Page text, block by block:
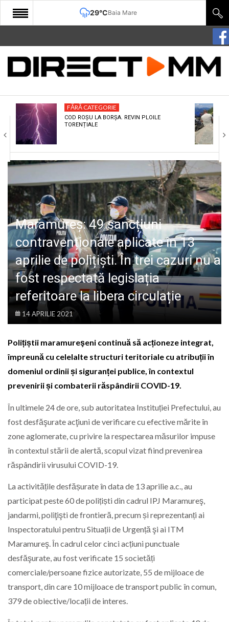
29°CBaia Mare
START
COMUNITATE
CULTURA
ECONOMIE
SANATATE
SPECIAL
POLITIC
LIFE
FĂRĂ CATEGORIE
COD ROȘU LA BORȘA. REVIN PLOILE
TORENȚIALE
Maramureș: 49 sancțiuni
contravenționale aplicate în 13
aprilie de polițiști. În trei cazuri nu a
fost respectată legislația
referitoare la libera circulație
14 APRILIE 2021
Polițiștii maramureşeni continuă să acționeze integrat,
împreună cu celelalte structuri teritoriale cu atribuții în
domeniul ordinii și siguranței publice, în contextul
prevenirii și combaterii răspândirii COVID-19.
În ultimele 24 de ore, sub autoritatea Instituției Prefectului, au
fost desfăşurate acţiuni de verificare cu efective mărite în
zone aglomerate, cu privire la respectarea măsurilor impuse
în contextul stării de alertă, scopul vizat fiind prevenirea
răspândirii virusului COVID-19.
La activitățile desfășurate în data de 13 aprilie a.c., au
participat peste 60 de polițiști din cadrul IPJ Maramureş,
jandarmi, poliţişti de frontieră, precum și reprezentanți ai
Inspectoratului pentru Situații de Urgență şi ai ITM
Maramureş. În cadrul celor cinci acțiuni punctuale
desfăşurate, au fost verificate 15 societăți
comerciale/persoane fizice autorizate, 55 de mijloace de
transport, din care 10 mijloace de transport public în comun,
379 de obiective/locații de interes.